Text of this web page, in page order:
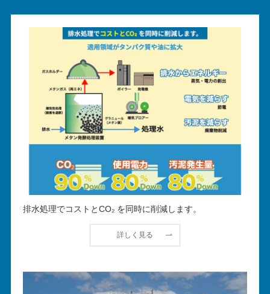
排水処理でコストとCO₂ を同時に削減します。
詳しく見る